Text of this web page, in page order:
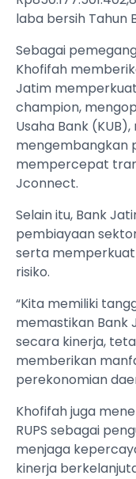
laba bersih Tahun
Sebagai
Khofifah
Jatim
champion,
Usaha Bank
mengembangkan
mempercepat
Jconnect.
Selain itu, Bank
pembiayaan
serta
risiko.
“Kita memiliki
memastikan Bank
secara kinerja,
memberikan
perekonomian
Khofifah juga
RUPS sebagai
menjaga
kinerja